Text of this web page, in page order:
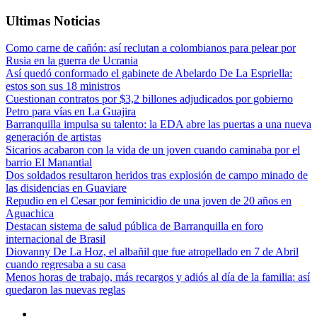
Ultimas Noticias
Como carne de cañón: así reclutan a colombianos para pelear por
Rusia en la guerra de Ucrania
Así quedó conformado el gabinete de Abelardo De La Espriella:
estos son sus 18 ministros
Cuestionan contratos por $3,2 billones adjudicados por gobierno
Petro para vías en La Guajira
Barranquilla impulsa su talento: la EDA abre las puertas a una nueva
generación de artistas
Sicarios acabaron con la vida de un joven cuando caminaba por el
barrio El Manantial
Dos soldados resultaron heridos tras explosión de campo minado de
las disidencias en Guaviare
Repudio en el Cesar por feminicidio de una joven de 20 años en
Aguachica
Destacan sistema de salud pública de Barranquilla en foro
internacional de Brasil
Diovanny De La Hoz, el albañil que fue atropellado en 7 de Abril
cuando regresaba a su casa
Menos horas de trabajo, más recargos y adiós al día de la familia: así
quedaron las nuevas reglas